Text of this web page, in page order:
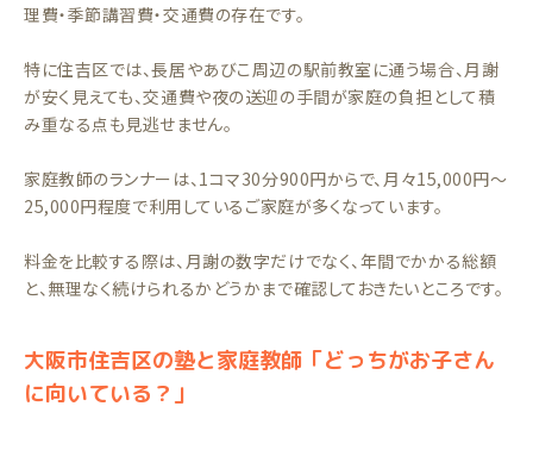
理費・季節講習費・交通費の存在です。
特に住吉区では、長居やあびこ周辺の駅前教室に通う場合、月謝
が安く見えても、交通費や夜の送迎の手間が家庭の負担として積
み重なる点も見逃せません。
家庭教師のランナーは、1コマ30分900円からで、月々15,000円〜
25,000円程度で利用しているご家庭が多くなっています。
料金を比較する際は、月謝の数字だけでなく、年間でかかる総額
と、無理なく続けられるかどうかまで確認しておきたいところです。
大阪市住吉区の塾と家庭教師「どっちがお子さん
に向いている？」